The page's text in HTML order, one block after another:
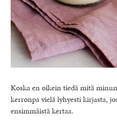
Koska en oikein tiedä mitä
kerronpa vielä lyhyesti kirjasta,
ensimmäistä kertaa.